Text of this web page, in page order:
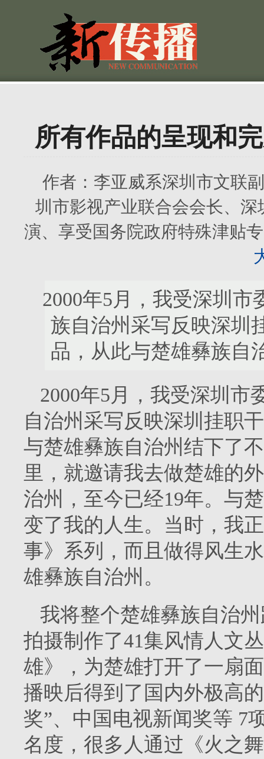
所有作品的呈现和
作者： 李亚威系深圳市文联
圳市影视产业联合会会长、
演、享受国务院政府特殊津贴
2000年5月，我受深圳
族自治州采写反映深圳
品，从此与楚雄彝族自
2000年5月，我受深圳市
自治州采写反映深圳挂职
与楚雄彝族自治州结下了
里，就邀请我去做楚雄的
治州，至今已经19年。与
变了我的人生。当时，我
事》系列，而且做得风生
雄彝族自治州。
我将整个楚雄彝族自治
拍摄制作了41集风情人文
雄》，为楚雄打开了一扇
播映后得到了国内外极高
奖”、中国电视新闻奖等 7
名度，很多人通过《火之